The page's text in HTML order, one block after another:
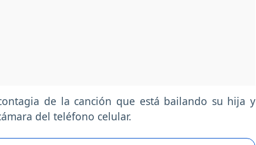
de la canción que está bailando su hija y
del teléfono celular.